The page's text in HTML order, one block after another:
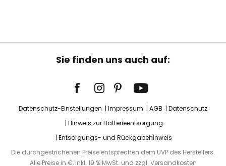
Sie finden uns auch auf:
Datenschutz-Einstellungen Impressum AGB
Datenschutz
Hinweis zur Batterieentsorgung
Entsorgungs- und Rückgabehinweis
Die durchgestrichenen Preise entsprechen dem UVP des Herstellers.
Alle Preise in €, inkl. 19 % MwSt. und zzgl. Versandkosten